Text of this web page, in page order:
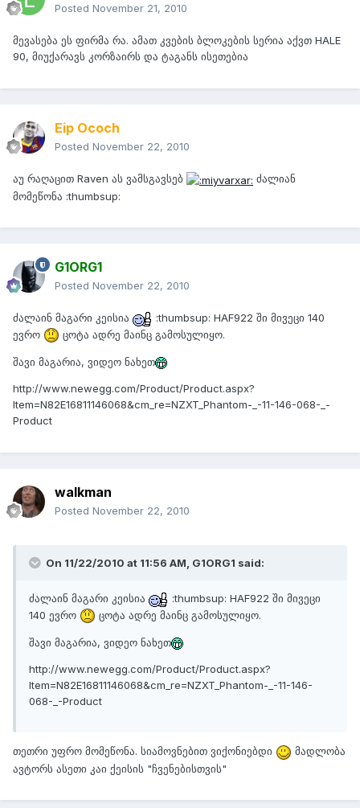
Posted November 21, 2010
მევასება ეს ფირმა რა. ამათ კვების ბლოკების სერია აქვთ HALE
90, მიუქარავს კორზაირს და ტაგანს ისეთებია
Eip Ococh
Posted November 22, 2010
აუ რაღაცით Raven ას ვამსგავსებ
ძალიან
მომეწონა :thumbsup:
G1ORG1
Posted November 22, 2010
ძალაინ მაგარი კეისია
:thumbsup: HAF922 ში მივეცი 140
ევრო
ცოტა ადრე მაინც გამოსულიყო.
შავი მაგარია, ვიდეო ნახეთ
http://www.newegg.com/Product/Product.aspx?
Item=N82E16811146068&cm_re=NZXT_Phantom-_-11-146-068-_-
Product
walkman
Posted November 22, 2010
On 11/22/2010 at 11:56 AM, G1ORG1 said:
ძალაინ მაგარი კეისია
:thumbsup: HAF922 ში მივეცი
140 ევრო
ცოტა ადრე მაინც გამოსულიყო.
შავი მაგარია, ვიდეო ნახეთ
http://www.newegg.com/Product/Product.aspx?
Item=N82E16811146068&cm_re=NZXT_Phantom-_-11-146-
068-_-Product
თეთრი უფრო მომეწონა. სიამოვნებით ვიქონიებდი
მადლობა
ავტორს ასეთი კაი ქეისის "ჩვენებისთვის"